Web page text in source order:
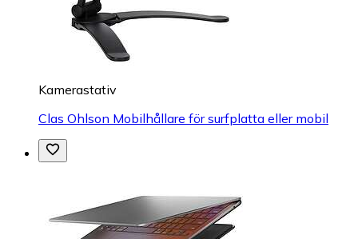
Kamerastativ
Clas Ohlson Mobilhållare för surfplatta eller mobil